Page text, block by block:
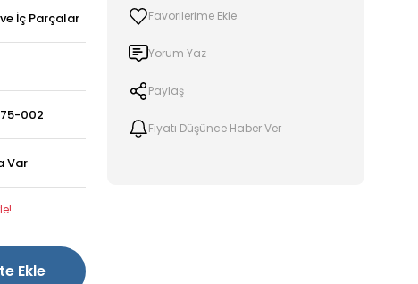
İç Parçalar
002
Var
Ekle
Yorum Yaz
Paylaş
Fiyatı Düşünce Haber Ver